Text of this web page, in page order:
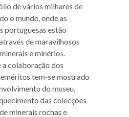
de vários milhares de
o mundo, onde as
portuguesas estão
de maravilhosos
e minérios.
a colaboração dos
tem-se mostrado
do museu,
das colecções
minerais rochas e